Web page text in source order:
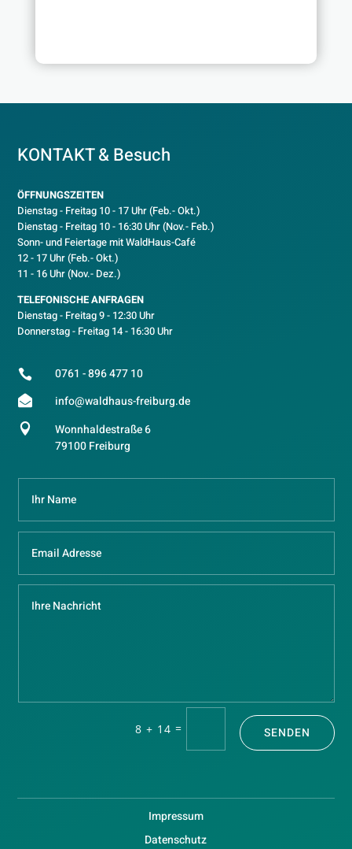
KONTAKT & Besuch
ÖFFNUNGSZEITEN
Dienstag - Freitag 10 - 17 Uhr (Feb.- Okt.)
Dienstag - Freitag 10 - 16:30 Uhr (Nov.- Feb.)
Sonn- und Feiertage mit WaldHaus-Café
12 - 17 Uhr (Feb.- Okt.)
11 - 16 Uhr (Nov.- Dez.)
TELEFONISCHE ANFRAGEN
Dienstag - Freitag 9 - 12:30 Uhr
Donnerstag - Freitag 14 - 16:30 Uhr
 0761 - 896 477 10
 info@waldhaus-freiburg.de

Wonnhaldestraße 6
79100 Freiburg
8 + 14 = SENDEN
Impressum
Datenschutz